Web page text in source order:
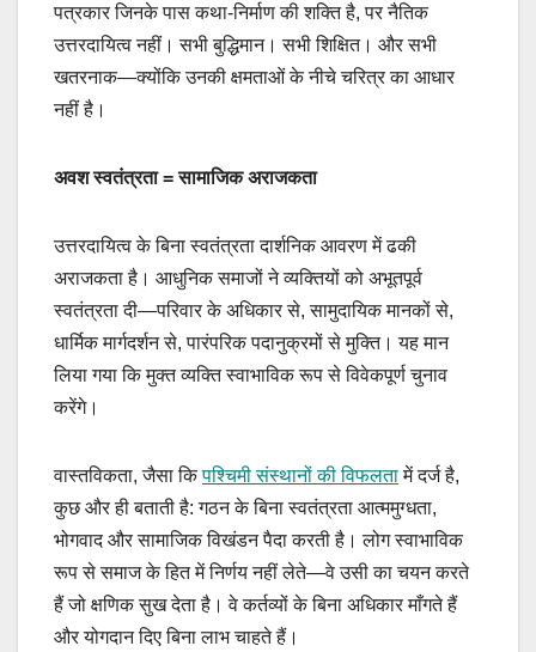
पत्रकार जिनके पास कथा-निर्माण की शक्ति है, पर नैतिक
उत्तरदायित्व नहीं। सभी बुद्धिमान। सभी शिक्षित। और सभी
खतरनाक—क्योंकि उनकी क्षमताओं के नीचे चरित्र का आधार
नहीं है।
अवश स्वतंत्रता = सामाजिक अराजकता
उत्तरदायित्व के बिना स्वतंत्रता दार्शनिक आवरण में ढकी
अराजकता है। आधुनिक समाजों ने व्यक्तियों को अभूतपूर्व
स्वतंत्रता दी—परिवार के अधिकार से, सामुदायिक मानकों से,
धार्मिक मार्गदर्शन से, पारंपरिक पदानुक्रमों से मुक्ति। यह मान
लिया गया कि मुक्त व्यक्ति स्वाभाविक रूप से विवेकपूर्ण चुनाव
करेंगे।
वास्तविकता, जैसा किपश्चिमी संस्थानों की विफलतामें दर्ज है,
कुछ और ही बताती है: गठन के बिना स्वतंत्रता आत्ममुग्धता,
भोगवाद और सामाजिक विखंडन पैदा करती है। लोग स्वाभाविक
रूप से समाज के हित में निर्णय नहीं लेते—वे उसी का चयन करते
हैं जो क्षणिक सुख देता है। वे कर्तव्यों के बिना अधिकार माँगते हैं
और योगदान दिए बिना लाभ चाहते हैं।